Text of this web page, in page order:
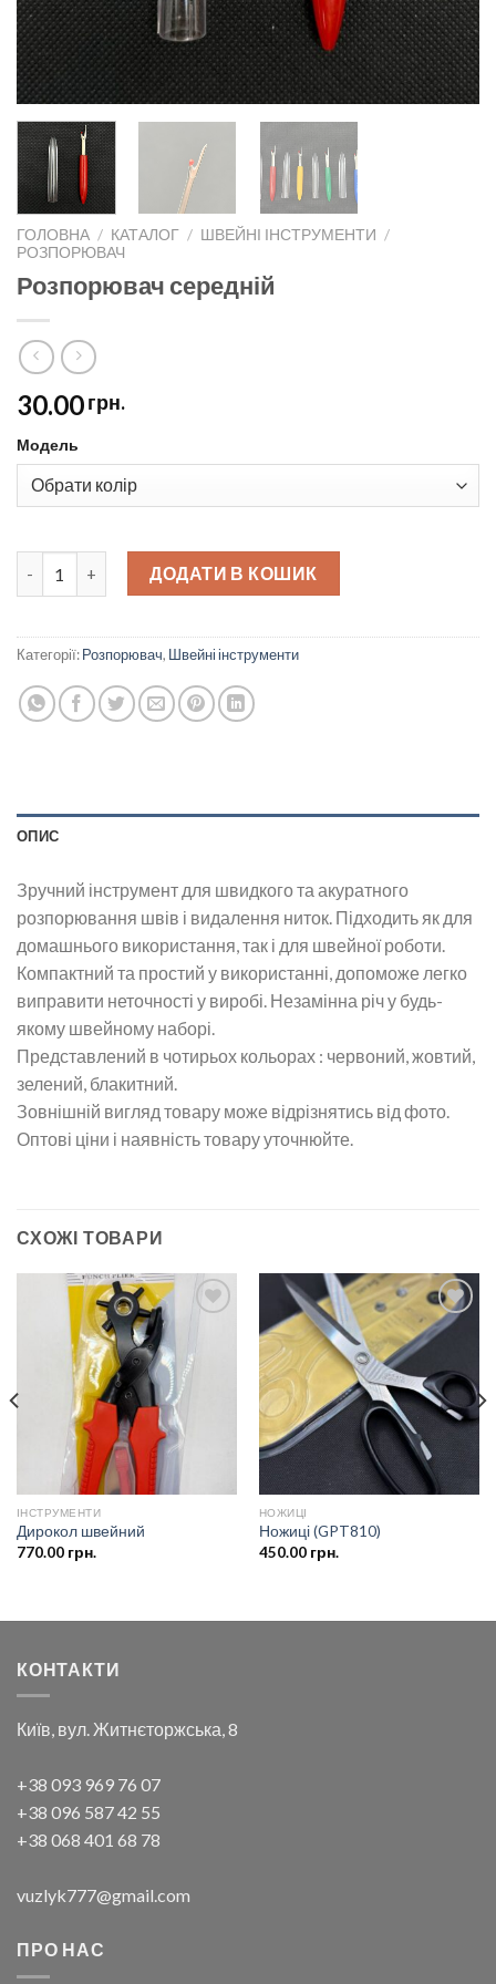
ГОЛОВНА / КАТАЛОГ / ШВЕЙНІ ІНСТРУМЕНТИ /
РОЗПОРЮВАЧ
Розпорювач середній
30.00грн.
Модель
Розпорювач середній quantity
ДОДАТИ В КОШИК
Категорії:Розпорювач, Швейні інструменти
ОПИС
Зручний інструмент для швидкого та акуратного
розпорювання швів і видалення ниток. Підходить як для
домашнього використання, так і для швейної роботи.
Компактний та простий у використанні, допоможе легко
виправити неточності у виробі. Незамінна річ у будь-
якому швейному наборі.
Представлений в чотирьох кольорах : червоний, жовтий,
зелений, блакитний.
Зовнішній вигляд товару може відрізнятись від фото.
Оптові ціни і наявність товару уточнюйте.
СХОЖІ ТОВАРИ
списку
бажань
ІНСТРУМЕНТИ
Дирокол швейний
770.00грн.
Додати
бажань
НОЖИЦІ
Ножиці (GPT810)
450.00грн.
КОНТАКТИ
Київ, вул. Житнєторжська, 8
+38 093 969 76 07
+38 096 587 42 55
+38 068 401 68 78
vuzlyk777@gmail.com
ПРО НАС